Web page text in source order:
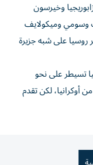
زابوريجيا وخيرسون
وميكولايف
روسيا على ⁠شبه جزيرة
تسيطر على نحو
مربعاً، أو 19.35% من أوكرانيا، لكن تقدم